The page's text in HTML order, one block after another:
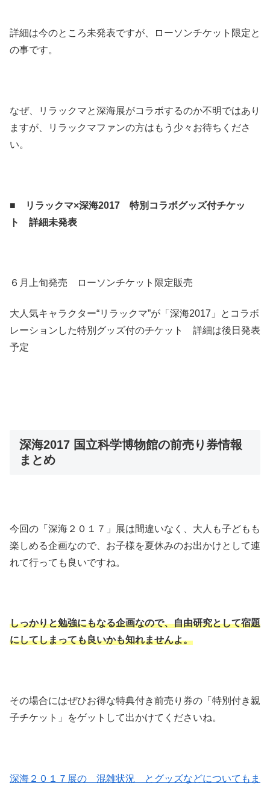
詳細は今のところ未発表ですが、ローソンチケット限定と
の事です。
なぜ、リラックマと深海展がコラボするのか不明ではあり
ますが、リラックマファンの方はもう少々お待ちくださ
い。
■
リラックマ×深海2017 特別コラボグッズ付チケッ
ト 詳細未発表
６月上旬発売 ローソンチケット限定販売
大人気キャラクター“リラックマ”が「深海2017」とコラボ
レーションした特別グッズ付のチケット 詳細は後日発表
予定
深海2017 国立科学博物館の前売り券情報
まとめ
今回の「深海２０１７」展は間違いなく、大人も子どもも
楽しめる企画なので、お子様を夏休みのお出かけとして連
れて行っても良いですね。
しっかりと勉強にもなる企画なので、自由研究として宿題
にしてしまっても良いかも知れませんよ。
その場合にはぜひお得な特典付き前売り券の「特別付き親
子チケット」をゲットして出かけてくださいね。
深海２０１７展の 混雑状況 とグッズなどについてもま